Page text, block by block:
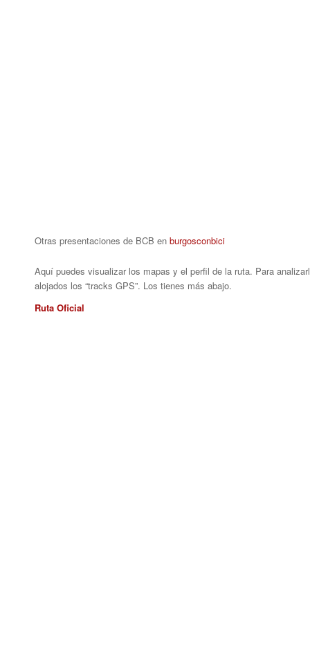
Otras presentaciones de BCB en burgosconbici
Aquí puedes visualizar los mapas y el perfil de la ruta. Para
alojados los “tracks GPS”. Los tienes más abajo.
Ruta Oficial